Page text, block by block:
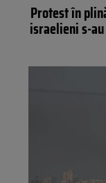
Protest în
israelieni s-